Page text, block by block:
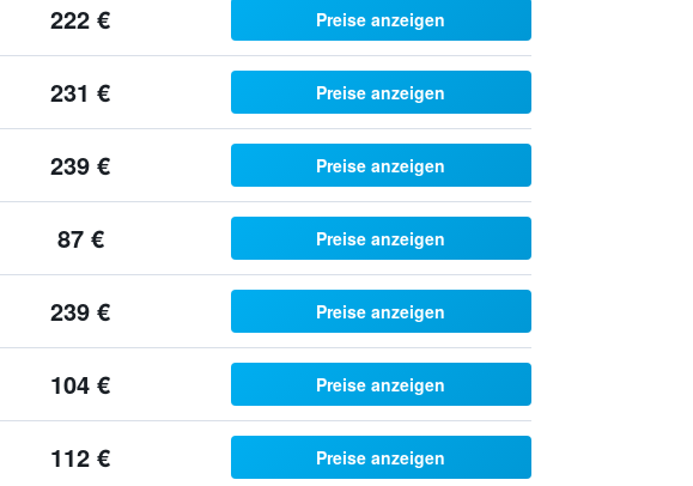
222 € Preise anzeigen
231 € Preise anzeigen
239 € Preise anzeigen
87 € Preise anzeigen
239 € Preise anzeigen
104 € Preise anzeigen
112 € Preise anzeigen